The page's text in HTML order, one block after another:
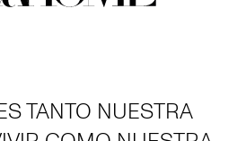
TANTO NUESTRA